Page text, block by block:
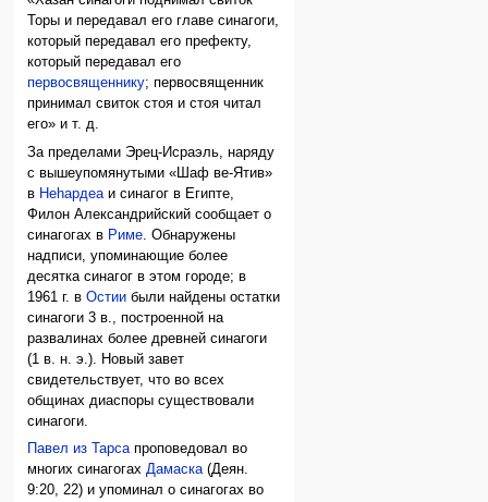
Торы и передавал его главе синагоги,
который передавал его префекту,
который передавал его
первосвященнику; первосвященник
принимал свиток стоя и стоя читал
его» и т. д.
За пределами Эрец-Исраэль, наряду
с вышеупомянутыми «Шаф ве-Ятив»
в Неhардеа и синагог в Египте,
Филон Александрийский сообщает о
синагогах в Риме . Обнаружены
надписи, упоминающие более
десятка синагог в этом городе; в
1961 г. вОстии были найдены остатки
синагоги 3 в., построенной на
развалинах более древней синагоги
(1 в. н. э.). Новый завет
свидетельствует, что во всех
общинах диаспоры существовали
синагоги.
Павел из Тарсапроповедовал во
многих синагогахДамаска(Деян.
9:20, 22) и упоминал о синагогах во